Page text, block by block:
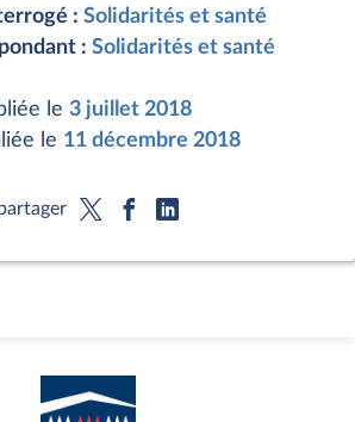
: Solidarités et santé
: Solidarités et santé
le 3 juillet 2018
le 11 décembre 2018